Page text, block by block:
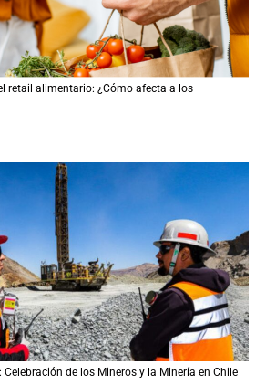
retail alimentario: ¿Cómo afecta a los
Celebración de los Mineros y la Minería en Chile